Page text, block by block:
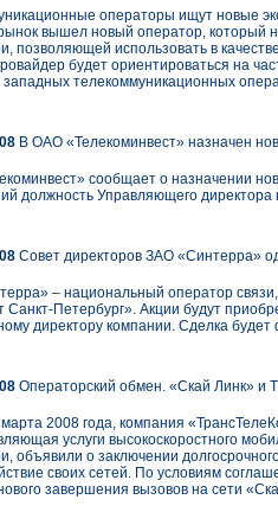
операторы ищут новые
вышел новый оператор, который
позволяющей использовать в
будет ориентироваться на
западных телекоммуникационных
В ОАО «Телекоминвест» назначен
сообщает о назначении
должность Управляющего директора
Совет директоров ЗАО «Синтерра»
– национальный оператор
Санкт-Петербург». Акции будут
директору компании. Сделка
Операторский обмен. «Скай Линк» и
2008 года, компания
услуги высокоскоростного
объявили о заключении
своих сетей. По условиям
завершения вызовов на сети